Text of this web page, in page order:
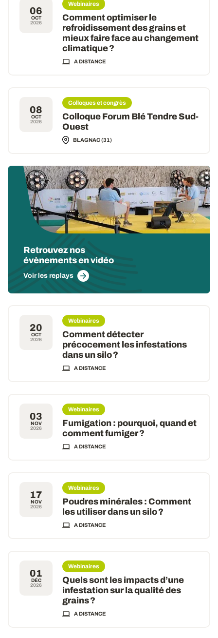
06
OCT
2026
Webinaires
Comment optimiser le
refroidissement des grains et
mieux faire face au changement
climatique ?
A DISTANCE
08
OCT
2026
Colloques et congrès
Colloque Forum Blé Tendre Sud-
Ouest
BLAGNAC (31)
Retrouvez nos
évènements en vidéo
Voir les replays
20
OCT
2026
Webinaires
Comment détecter
précocement les infestations
dans un silo ?
A DISTANCE
03
NOV
2026
Webinaires
Fumigation : pourquoi, quand et
comment fumiger ?
A DISTANCE
17
NOV
2026
Webinaires
Poudres minérales : Comment
les utiliser dans un silo ?
A DISTANCE
01
DÉC
2026
Webinaires
Quels sont les impacts d’une
infestation sur la qualité des
grains ?
A DISTANCE